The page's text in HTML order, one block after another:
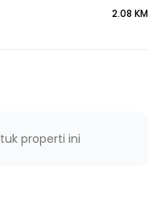
2.08 KM
properti ini